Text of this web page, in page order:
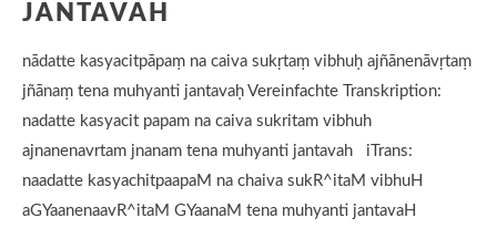
JANTAVAH
nādatte kasyacitpāpaṃ na caiva sukṛtaṃ vibhuḥ ajñānenāvṛtaṃ
jñānaṃ tena muhyanti jantavaḥ Vereinfachte Transkription:
nadatte kasyacit papam na caiva sukritam vibhuh
ajnanenavrtam jnanam tena muhyanti jantavah iTrans:
naadatte kasyachitpaapaM na chaiva sukR^itaM vibhuH
aGYaanenaavR^itaM GYaanaM tena muhyanti jantavaH